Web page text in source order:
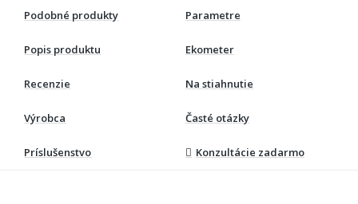
Podobné produkty Parametre
Popis produktu Ekometer
Recenzie Na stiahnutie
Výrobca Časté otázky
Príslušenstvo Konzultácie zadarmo